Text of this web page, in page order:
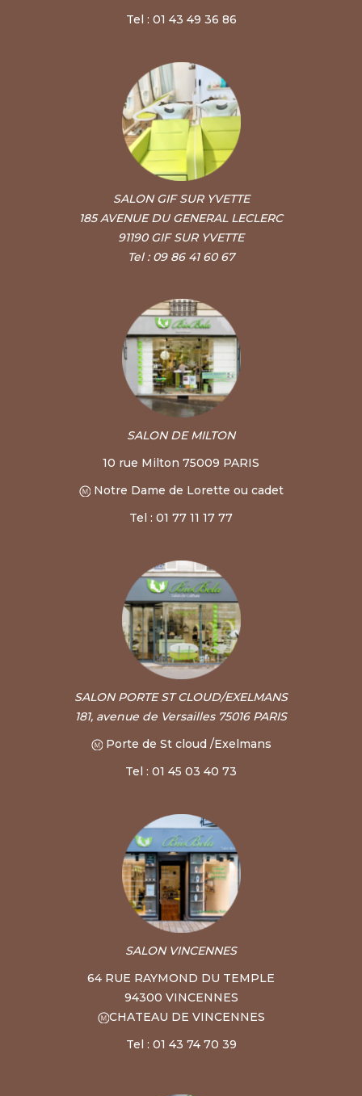
Tel : 01 43 49 36 86
SALON GIF SUR YVETTE
185 AVENUE DU GENERAL LECLERC
91190 GIF SUR YVETTE
Tel : 09 86 41 60 67
SALON DE MILTON
10 rue Milton 75009 PARIS
Notre Dame de Lorette ou cadet
Tel : 01 77 11 17 77
SALON PORTE ST CLOUD/EXELMANS
181, avenue de Versailles 75016 PARIS
Porte de St cloud /Exelmans
Tel : 01 45 03 40 73
SALON VINCENNES
64 RUE RAYMOND DU TEMPLE
94300 VINCENNES
CHATEAU DE VINCENNES
Tel : 01 43 74 70 39